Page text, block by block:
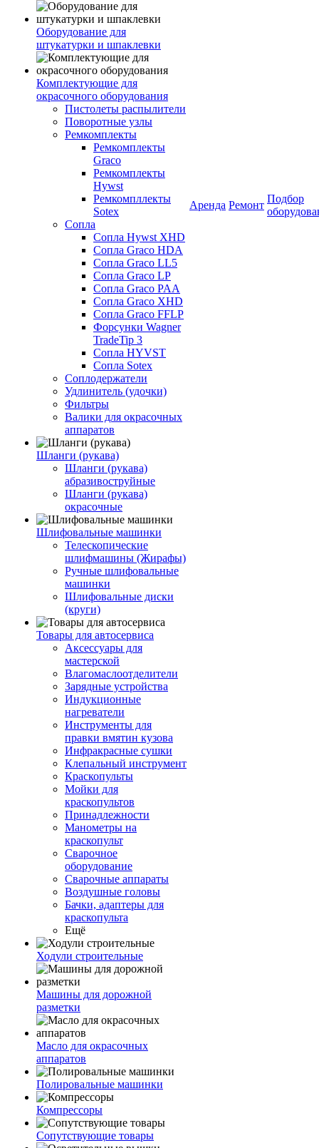
Оборудование для
штукатурки и шпаклевки
Комплектующие для
окрасочного оборудования
Пистолеты распылители
Поворотные узлы
Ремкомплекты
Ремкомплекты
Graco
Ремкомплекты
Hywst
Ремкомпллекты
Sotex
Сопла
Сопла Hywst XHD
Сопла Graco HDA
Сопла Graco LL5
Сопла Graco LP
Сопла Graco PAA
Сопла Graco XHD
Сопла Graco FFLP
Форсунки Wagner
TradeTip 3
Сопла HYVST
Сопла Sotex
Соплодержатели
Удлинитель (удочки)
Фильтры
Валики для окрасочных
аппаратов
Шланги (рукава)
Шланги (рукава)
абразивоструйные
Шланги (рукава)
окрасочные
Шлифовальные машинки
Телескопические
шлифмашины (Жирафы)
Ручные шлифовальные
машинки
Шлифовальные диски
(круги)
Товары для автосервиса
Аксессуары для
мастерской
Влагомаслоотделители
Зарядные устройства
Индукционные
нагреватели
Инструменты для
правки вмятин кузова
Инфракрасные сушки
Клепальный инструмент
Краскопульты
Мойки для
краскопультов
Принадлежности
Манометры на
краскопульт
Сварочное
оборудование
Сварочные аппараты
Воздушные головы
Бачки, адаптеры для
краскопульта
Ещё
Ходули строительные
Машины для дорожной
разметки
Масло для окрасочных
аппаратов
Полировальные машинки
Компрессоры
Сопутствующие товары
Аренда Ремонт
Подбор